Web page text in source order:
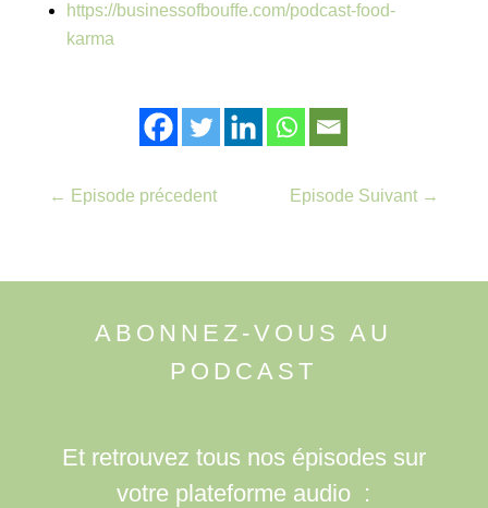
https://businessofbouffe.com/podcast-food-
karma
← Episode précedent Episode Suivant →
ABONNEZ-VOUS AU
PODCAST
Et retrouvez tous nos épisodes sur
votre plateforme audio :